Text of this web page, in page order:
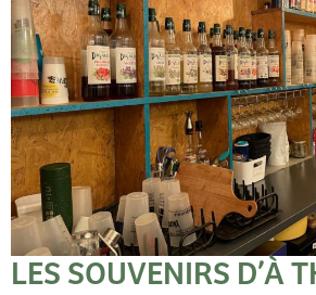
LES SOUVENIRS D’À